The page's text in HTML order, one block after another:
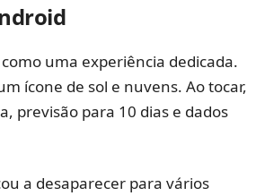
uma experiência dedicada.
ícone de sol e nuvens. Ao tocar,
previsão para 10 dias e dados
a desaparecer para vários